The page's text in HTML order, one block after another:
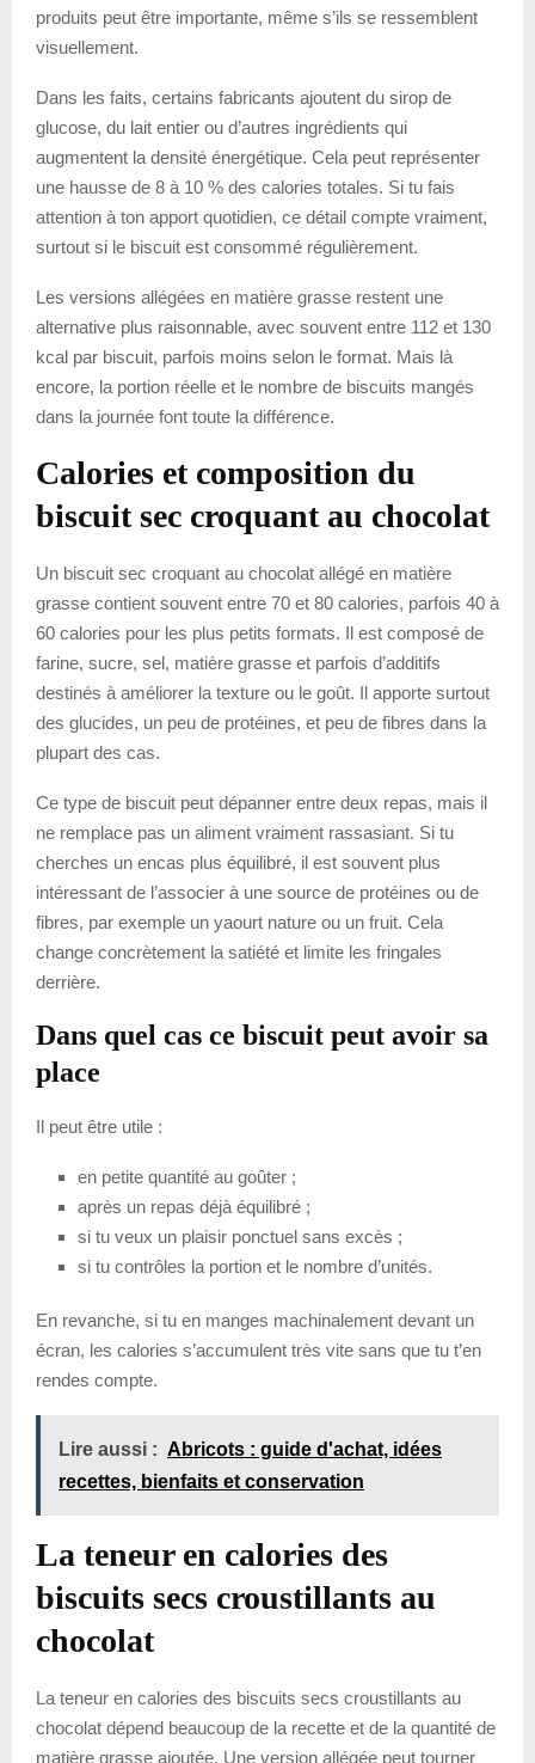
produits peut être importante, même s’ils se ressemblent
visuellement.
Dans les faits, certains fabricants ajoutent du sirop de
glucose, du lait entier ou d’autres ingrédients qui
augmentent la densité énergétique. Cela peut représenter
une hausse de 8 à 10 % des calories totales. Si tu fais
attention à ton apport quotidien, ce détail compte vraiment,
surtout si le biscuit est consommé régulièrement.
Les versions allégées en matière grasse restent une
alternative plus raisonnable, avec souvent entre 112 et 130
kcal par biscuit, parfois moins selon le format. Mais là
encore, la portion réelle et le nombre de biscuits mangés
dans la journée font toute la différence.
Calories et composition du
biscuit sec croquant au chocolat
Un biscuit sec croquant au chocolat allégé en matière
grasse contient souvent entre 70 et 80 calories, parfois 40 à
60 calories pour les plus petits formats. Il est composé de
farine, sucre, sel, matière grasse et parfois d’additifs
destinés à améliorer la texture ou le goût. Il apporte surtout
des glucides, un peu de protéines, et peu de fibres dans la
plupart des cas.
Ce type de biscuit peut dépanner entre deux repas, mais il
ne remplace pas un aliment vraiment rassasiant. Si tu
cherches un encas plus équilibré, il est souvent plus
intéressant de l’associer à une source de protéines ou de
fibres, par exemple un yaourt nature ou un fruit. Cela
change concrètement la satiété et limite les fringales
derrière.
Dans quel cas ce biscuit peut avoir sa
place
Il peut être utile :
en petite quantité au goûter ;
après un repas déjà équilibré ;
si tu veux un plaisir ponctuel sans excès ;
si tu contrôles la portion et le nombre d’unités.
En revanche, si tu en manges machinalement devant un
écran, les calories s’accumulent très vite sans que tu t’en
rendes compte.
Lire aussi : Abricots : guide d'achat, idées
recettes, bienfaits et conservation
La teneur en calories des
biscuits secs croustillants au
chocolat
La teneur en calories des biscuits secs croustillants au
chocolat dépend beaucoup de la recette et de la quantité de
matière grasse ajoutée. Une version allégée peut tourner